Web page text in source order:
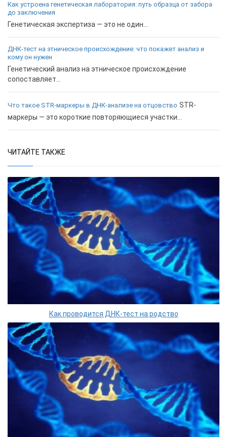
Как устроена генетическая лаборатория: путь образца от забора
до заключения
Генетическая экспертиза — это не один...
ДНК-тест на этническое происхождение: что покажет анализ и
кому он нужен
Генетический анализ на этническое происхождение
сопоставляет...
Что такое STR-маркеры в ДНК-анализе на отцовство STR-
маркеры — это короткие повторяющиеся участки...
ЧИТАЙТЕ ТАКЖЕ
Как проводится ДНК-тест на родство